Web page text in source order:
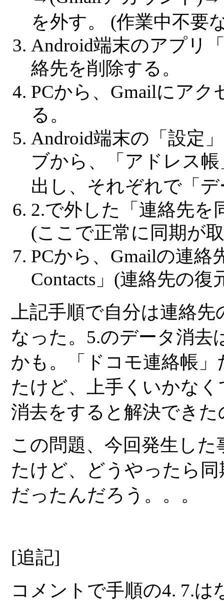
を外す。 (作業中不要
Android端末のアプリ
絡先を削除する。
PCから、Gmailにア
る。
Android端末の「設定
ブから、「アドレス
出し、それぞれで「
2.で外した「連絡先を
(ここで正常に同期が
PCから、Gmailの連絡
Contacts」(連絡先の
上記手順で自分は連絡
なった。5.のデータ消去
かも。「ドコモ連絡帳
たけど、上手くいかな
消去をすると解決できた
この問題、今回発生し
たけど、どうやったら
だったんだろう。。。
[追記]
コメントで手順の4. 7.